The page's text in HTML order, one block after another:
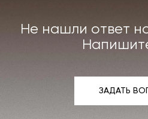
Не нашли ответ
ЗАДАТЬ